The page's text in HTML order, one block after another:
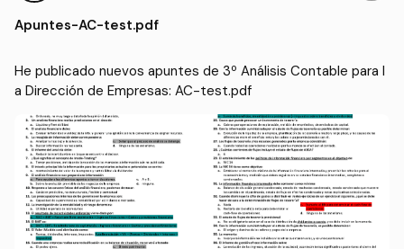
s
Apuntes-AC-test.pdf
He publicado nuevos apuntes de 3º Análisis Contable para l
a Dirección de Empresas: AC-test.pdf